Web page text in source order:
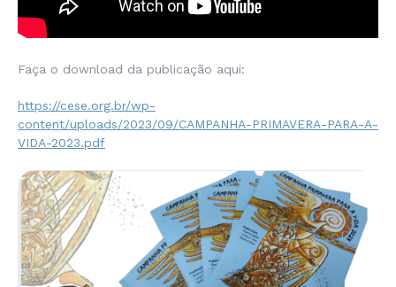
Faça o download da publicação aqui:
https://cese.org.br/wp-
content/uploads/2023/09/CAMPANHA-PRIMAVERA-PARA-A-
VIDA-2023.pdf